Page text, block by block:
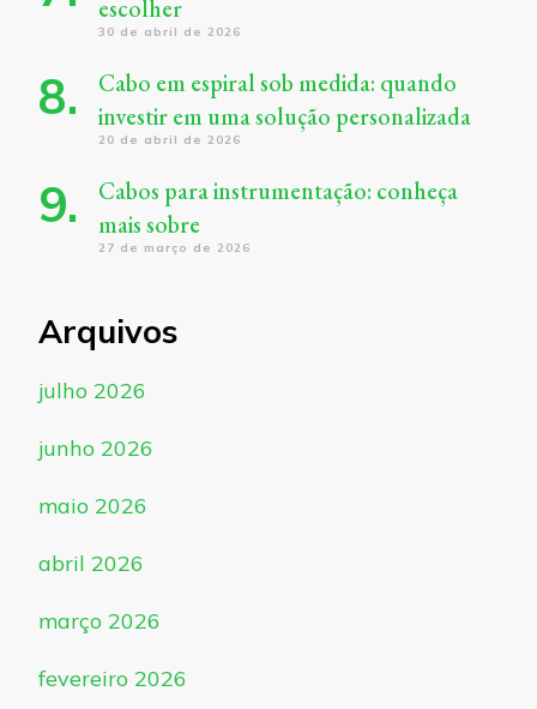
escolher
30 de abril de 2026
Cabo em espiral sob medida: quando
investir em uma solução personalizada
20 de abril de 2026
Cabos para instrumentação: conheça
mais sobre
27 de março de 2026
Arquivos
julho 2026
junho 2026
maio 2026
abril 2026
março 2026
fevereiro 2026